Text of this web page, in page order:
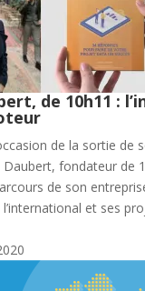
de 10h11 :
de la sortie de
Daubert, fondateur de
de son
et ses